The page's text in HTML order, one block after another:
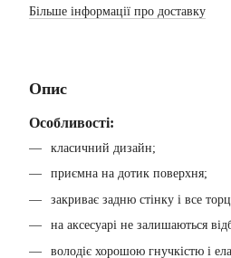
Більше інформації про доставку
Опис
Особливості:
класичний дизайн;
приємна на дотик поверхня;
закриває задню стінку і все
на аксесуарі не залишаються
володіє хорошою гнучкістю і